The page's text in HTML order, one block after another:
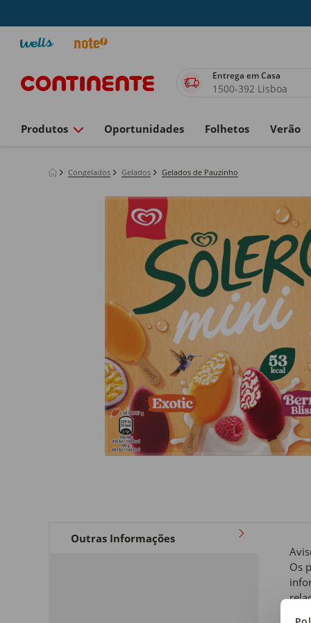
Entrega em Casa
1500-392 Lisboa
Produtos Oportunidades Folhetos Verão
Congelados Gelados Gelados de Pauzinho
Outras Informações
Os